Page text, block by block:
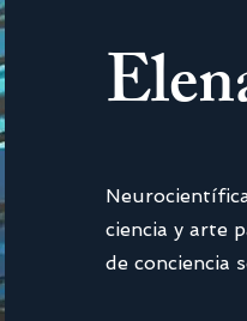
ciencia y arte
de conciencia